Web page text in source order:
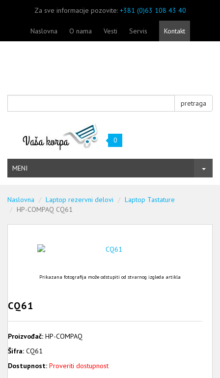
Za sve informacije pozovite: +381 (0)63 108 43 40
Naslovna O nama Vesti Servis Kontakt
pretraga
0
MENI
Naslovna Laptop rezervni delovi
Laptop Tastature
HP-COMPAQ CQ61
Prikazana fotografija može odstupiti od stvarnog izgleda artikla
CQ61
Proizvođač: HP-COMPAQ
Šifra: CQ61
Dostupnost: Proveriti dostupnost